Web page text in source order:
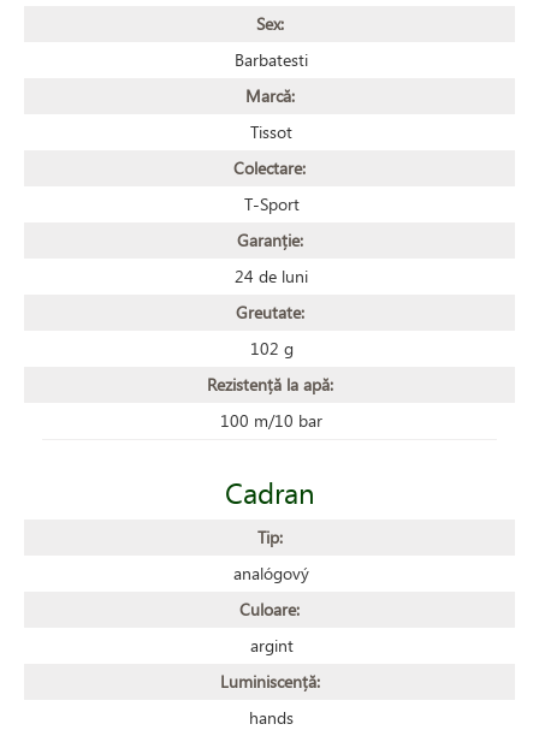
Sex:
Barbatesti
Marcă:
Tissot
Colectare:
T-Sport
Garanție:
24 de luni
Greutate:
102 g
Rezistență la apă:
100 m/10 bar
Cadran
Tip:
analógový
Culoare:
argint
Luminiscență:
hands